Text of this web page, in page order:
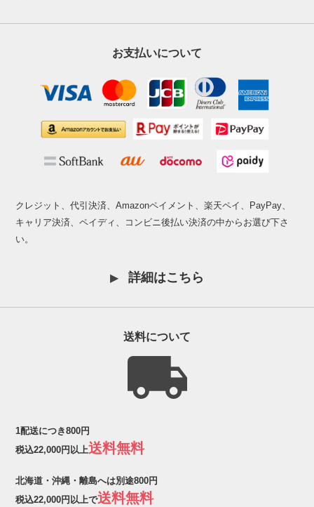
お支払いについて
クレジット、代引決済、Amazonペイメント、楽天ペイ、PayPay、
キャリア決済、ペイディ、コンビニ後払い決済の中からお選び下さ
い。
詳細はこちら
送料について
1配送につき800円
税込22,000円以上送料無料
北海道・沖縄・離島へは別途800円
税込22,000円以上で送料無料